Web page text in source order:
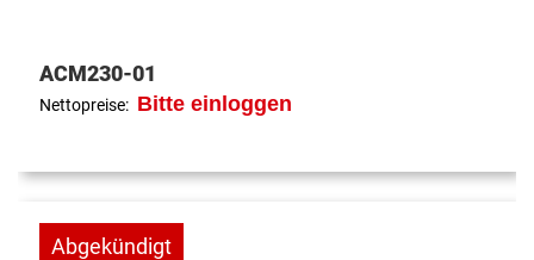
ACM230-01
Nettopreise: Bitte einloggen
Abgekündigt